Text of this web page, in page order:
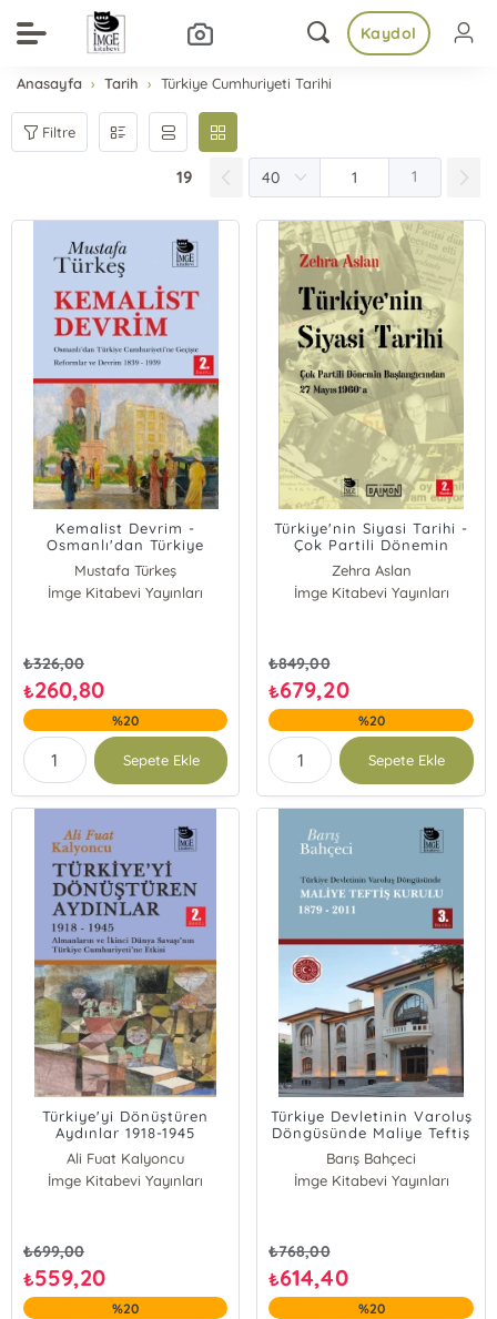
Kaydol
Anasayfa Tarih Türkiye Cumhuriyeti Tarihi
Filtre
19 1
Kemalist Devrim -
Osmanlı'dan Türkiye
Cumhuriyeti'ne Geçişte
Reformlar ve Devrim 1839
- 1939
Mustafa Türkeş
İmge Kitabevi Yayınları
₺326,00
₺260,80
%20
Sepete Ekle
Türkiye'nin Siyasi Tarihi -
Çok Partili Dönemin
Başlangıcından 27 Mayıs
1960'a
Zehra Aslan
İmge Kitabevi Yayınları
₺849,00
₺679,20
%20
Sepete Ekle
Türkiye'yi Dönüştüren
Aydınlar 1918-1945
;Almanların ve İkinci
Dünya Savaşı'nın Türkiye
Cumhuriyeti'ne Etkisi
Ali Fuat Kalyoncu
İmge Kitabevi Yayınları
₺699,00
₺559,20
%20
Türkiye Devletinin Varoluş
Döngüsünde Maliye Teftiş
Kurulu 1879 - 2011
Barış Bahçeci
İmge Kitabevi Yayınları
₺768,00
₺614,40
%20